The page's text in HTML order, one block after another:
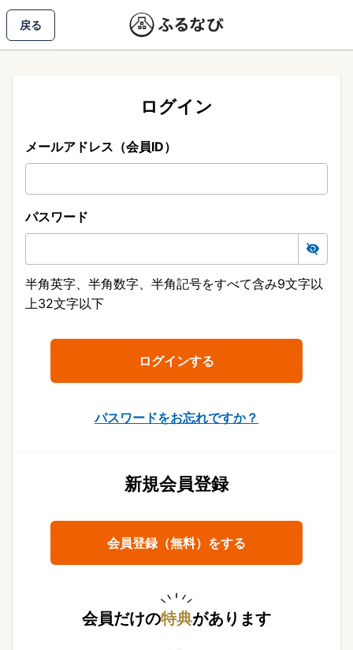
戻る
ログイン
メールアドレス（会員ID）
パスワード
半角英字、半角数字、半角記号をすべて含み9文字以
上32文字以下
パスワードをお忘れですか？
新規会員登録
会員登録（無料）をする
会員だけの特典があります